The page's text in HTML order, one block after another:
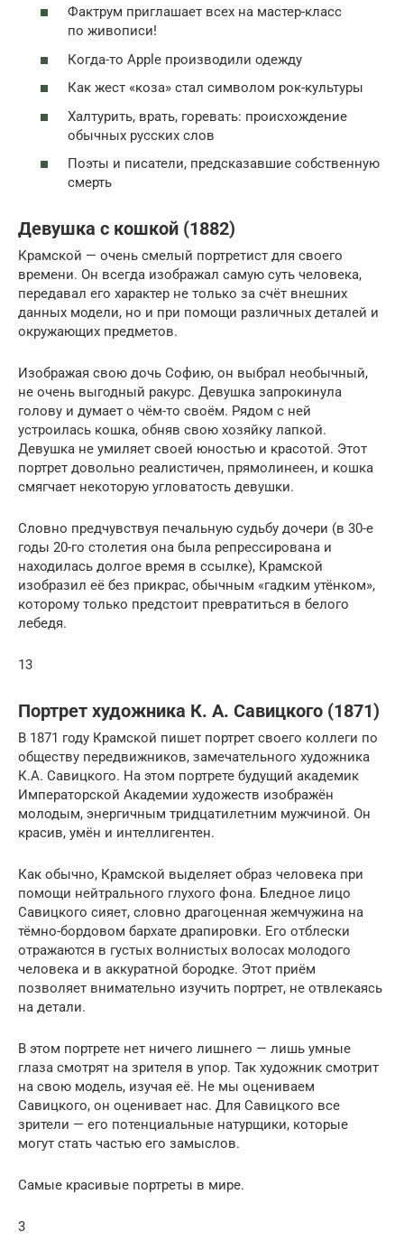
Фактрум приглашает всех на мастер-класс
по живописи!
Когда-то Apple производили одежду
Как жест «коза» стал символом рок-культуры
Халтурить, врать, горевать: происхождение
обычных русских слов
Поэты и писатели, предсказавшие собственную
смерть
Девушка с кошкой (1882)
Крамской — очень смелый портретист для своего
времени. Он всегда изображал самую суть человека,
передавал его характер не только за счёт внешних
данных модели, но и при помощи различных деталей и
окружающих предметов.
Изображая свою дочь Софию, он выбрал необычный,
не очень выгодный ракурс. Девушка запрокинула
голову и думает о чём-то своём. Рядом с ней
устроилась кошка, обняв свою хозяйку лапкой.
Девушка не умиляет своей юностью и красотой. Этот
портрет довольно реалистичен, прямолинеен, и кошка
смягчает некоторую угловатость девушки.
Словно предчувствуя печальную судьбу дочери (в 30-е
годы 20-го столетия она была репрессирована и
находилась долгое время в ссылке), Крамской
изобразил её без прикрас, обычным «гадким утёнком»,
которому только предстоит превратиться в белого
лебедя.
13
Портрет художника К. А. Савицкого (1871)
В 1871 году Крамской пишет портрет своего коллеги по
обществу передвижников, замечательного художника
К.А. Савицкого. На этом портрете будущий академик
Императорской Академии художеств изображён
молодым, энергичным тридцатилетним мужчиной. Он
красив, умён и интеллигентен.
Как обычно, Крамской выделяет образ человека при
помощи нейтрального глухого фона. Бледное лицо
Савицкого сияет, словно драгоценная жемчужина на
тёмно-бордовом бархате драпировки. Его отблески
отражаются в густых волнистых волосах молодого
человека и в аккуратной бородке. Этот приём
позволяет внимательно изучить портрет, не отвлекаясь
на детали.
В этом портрете нет ничего лишнего — лишь умные
глаза смотрят на зрителя в упор. Так художник смотрит
на свою модель, изучая её. Не мы оцениваем
Савицкого, он оценивает нас. Для Савицкого все
зрители — его потенциальные натурщики, которые
могут стать частью его замыслов.
Самые красивые портреты в мире.
3